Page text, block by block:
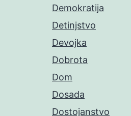
Demokratija
Detinjstvo
Devojka
Dobrota
Dom
Dosada
Dostojanstvo